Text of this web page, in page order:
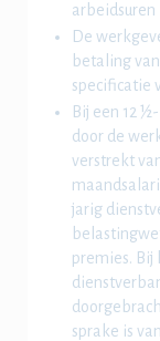
arbeidsuren
De
betaling
specificatie
Bij een 12
door de
verstrekt
jarig
premies. Bij
sprake is